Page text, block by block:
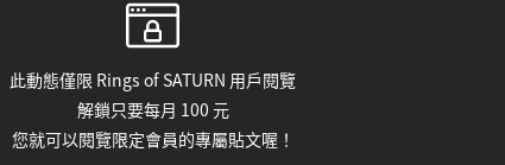
此動態僅限 Rings of SATURN 用戶閱覽
解鎖只要每月 100 元
您就可以閱覽限定會員的專屬貼文喔！